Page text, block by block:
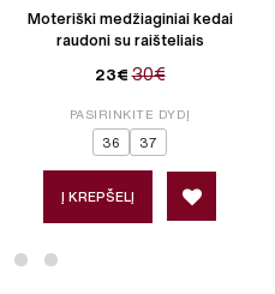
Moteriški medžiaginiai kedai
raudoni su raišteliais
23€ 30€
PASIRINKITE DYDĮ
36 37
Į KREPŠELĮ